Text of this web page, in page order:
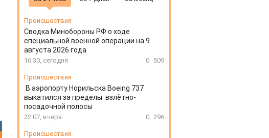
Происшествия
Сводка Минобороны РФ о ходе
специальной военной операции на 9
августа 2026 года
16:30, сегодня 0 509
Происшествия
В аэропорту Норильска Boeing 737
выкатился за пределы взлётно-
посадочной полосы
22:07, вчера 0 296
Происшествия